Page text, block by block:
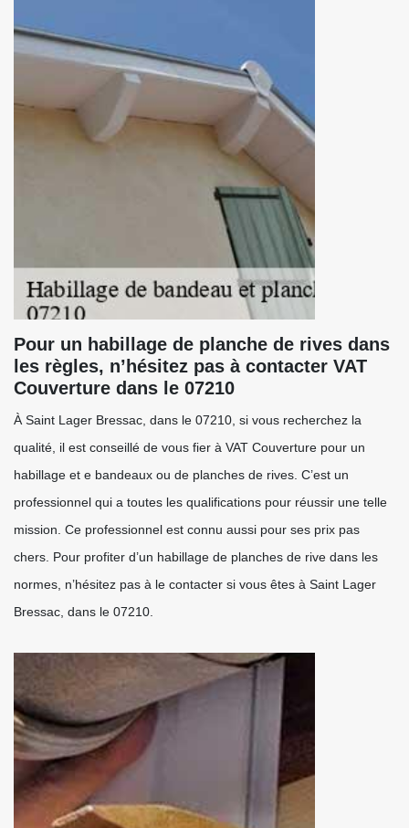
Pour un habillage de planche de rives dans
les règles, n’hésitez pas à contacter VAT
Couverture dans le 07210
À Saint Lager Bressac, dans le 07210, si vous recherchez la
qualité, il est conseillé de vous fier à VAT Couverture pour un
habillage et e bandeaux ou de planches de rives. C’est un
professionnel qui a toutes les qualifications pour réussir une telle
mission. Ce professionnel est connu aussi pour ses prix pas
chers. Pour profiter d’un habillage de planches de rive dans les
normes, n’hésitez pas à le contacter si vous êtes à Saint Lager
Bressac, dans le 07210.